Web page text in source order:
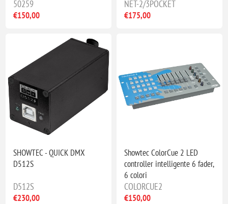
50259
€150,00
NET-2/3POCKET
€175,00
SHOWTEC - QUICK DMX
D512S
D512S
€230,00
Showtec ColorCue 2 LED
controller intelligente 6 fader,
6 colori
COLORCUE2
€150,00